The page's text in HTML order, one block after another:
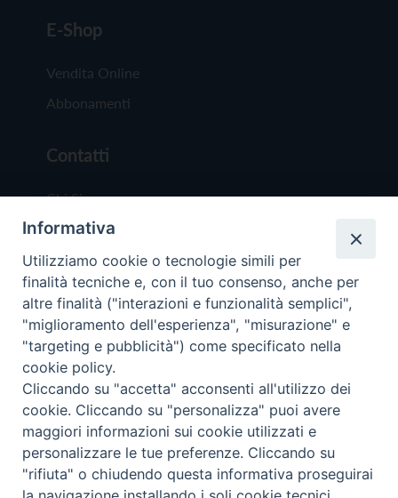
E-Shop
Vendita Online
Abbonamenti
Contatti
Chi Siamo
Redazione
Scrivici
Copyright © 2019 - Tutti i diritti riservati - Vita
Trentina Editrice
Privacy Policy
Torna
Informativa
Utilizziamo cookie o tecnologie simili per
finalità tecniche e, con il tuo consenso, anche per
altre finalità ("interazioni e funzionalità semplici",
"miglioramento dell'esperienza", "misurazione" e
"targeting e pubblicità") come specificato nella
cookie policy.
Cliccando su "accetta" acconsenti all'utilizzo dei
cookie. Cliccando su "personalizza" puoi avere
maggiori informazioni sui cookie utilizzati e
personalizzare le tue preferenze. Cliccando su
"rifiuta" o chiudendo questa informativa proseguirai